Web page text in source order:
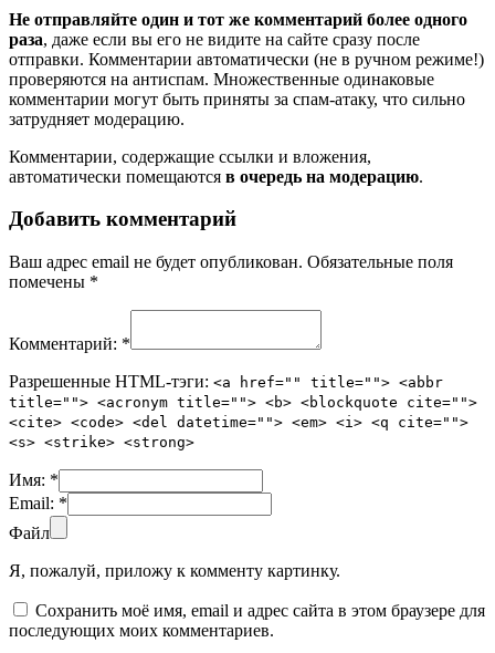
Не отправляйте один и тот же комментарий более одного
раза, даже если вы его не видите на сайте сразу после
отправки. Комментарии автоматически (не в ручном режиме!)
проверяются на антиспам. Множественные одинаковые
комментарии могут быть приняты за спам-атаку, что сильно
затрудняет модерацию.
Комментарии, содержащие ссылки и вложения,
автоматически помещаются в очередь на модерацию.
Добавить комментарий
Ваш адрес email не будет опубликован. Обязательные поля
помечены *
Комментарий: *
Разрешенные HTML-тэги: <a href="" title=""> <abbr
title=""> <acronym title=""> <b> <blockquote cite="">
<cite> <code> <del datetime=""> <em> <i> <q cite="">
<s> <strike> <strong>
Имя: *
Email: *
Файл
Я, пожалуй, приложу к комменту картинку.
Сохранить моё имя, email и адрес сайта в этом браузере для
последующих моих комментариев.